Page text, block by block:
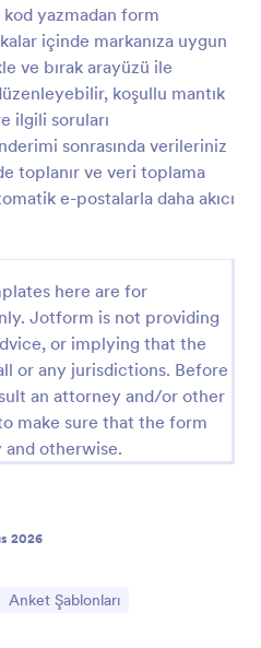
kod yazmadan form
içinde markanıza uygun
ve bırak arayüzü ile
koşullu mantık
ilgili soruları
sonrasında verileriniz
toplanır ve veri toplama
e-postalarla daha akıcı
here are for
Jotform is not providing
or implying that the
or any jurisdictions. Before
an attorney and/or other
make sure that the form
and otherwise.
2026
Kategoriye git:
Anket Şablonları
Formu
çalışan el kitabının
ve form yanıtı takibi
Kullan